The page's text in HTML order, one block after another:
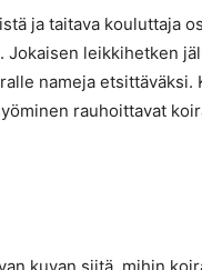
ja taitava kouluttaja
leikkihetken
nameja etsittäväksi.
rauhoittavat